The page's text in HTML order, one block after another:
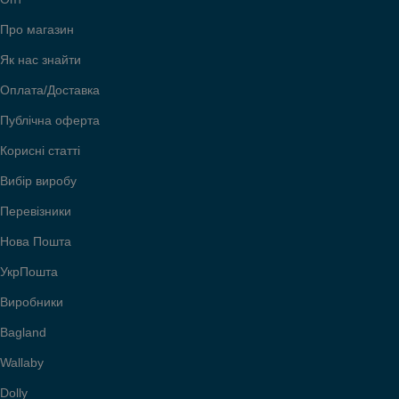
Про магазин
Як нас знайти
Оплата/Доставка
Публічна оферта
Корисні статті
Вибір виробу
Перевізники
Нова Пошта
УкрПошта
Виробники
Bagland
Wallaby
Dolly